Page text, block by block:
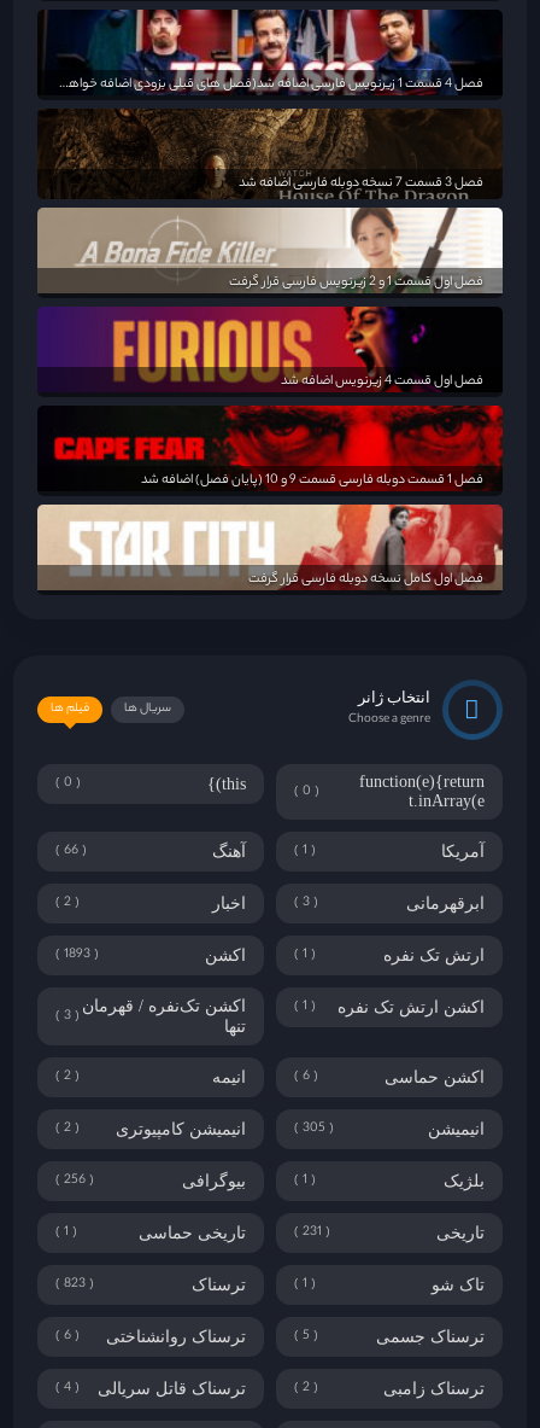
فصل 4 قسمت 1 زیرنویس فارسی اضافه شد(فصل های قبلی بزودی اضافه خواهد شد)
فصل 3 قسمت 7 نسخه دوبله فارسی اضافه شد
فصل اول قسمت 1 و 2 زیرنویس فارسی قرار گرفت
فصل اول قسمت 4 زیرنویس اضافه شد
فصل 1 قسمت دوبله فارسی قسمت 9 و 10 (پایان فصل) اضافه شد
فصل اول کامل نسخه دوبله فارسی قرار گرفت
انتخاب ژانر
Choose a genre
فیلم ها سریال ها
function(e){return
t.inArray(e
0
this)}
0
آمریکا 1 آهنگ 66
ابرقهرمانی 3 اخبار 2
ارتش تک نفره 1 اکشن 1893
اکشن ارتش تک نفره 1
اکشن تک‌نفره / قهرمان
تنها
3
اکشن حماسی 6 انیمه 2
انیمیشن 305 انیمیشن کامپیوتری 2
بلژیک 1 بیوگرافی 256
تاریخی 231 تاریخی حماسی 1
تاک شو 1 ترسناک 823
ترسناک جسمی 5 ترسناک روانشناختی 6
ترسناک زامبی 2 ترسناک قاتل سریالی 4